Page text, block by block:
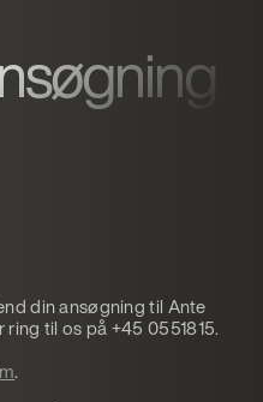
din ansøgning til Ante
ring til os på +45 0551815.
.